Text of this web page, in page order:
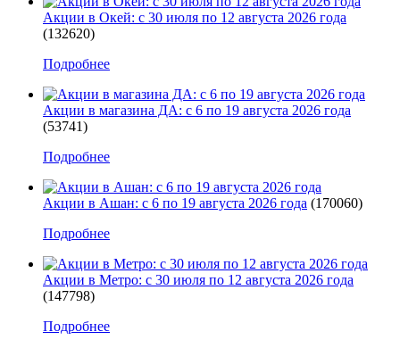
Акции в Окей: с 30 июля по 12 августа 2026 года
(132620)
Подробнее
Акции в магазина ДА: с 6 по 19 августа 2026 года
(53741)
Подробнее
Акции в Ашан: с 6 по 19 августа 2026 года (170060)
Подробнее
Акции в Метро: с 30 июля по 12 августа 2026 года
(147798)
Подробнее